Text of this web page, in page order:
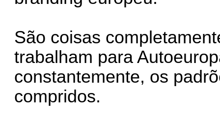
São coisas
trabalham para
constantemente, os
compridos.